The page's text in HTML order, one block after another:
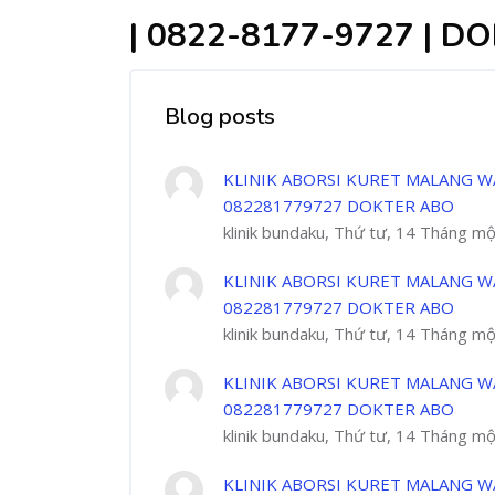
| 0822-8177-9727 |
Blog posts
KLINIK ABORSI KURET MALANG
082281779727 DOKTER ABO
klinik bundaku, Thứ tư, 14 Tháng
KLINIK ABORSI KURET MALANG
082281779727 DOKTER ABO
klinik bundaku, Thứ tư, 14 Tháng
KLINIK ABORSI KURET MALANG
082281779727 DOKTER ABO
klinik bundaku, Thứ tư, 14 Tháng
KLINIK ABORSI KURET MALANG